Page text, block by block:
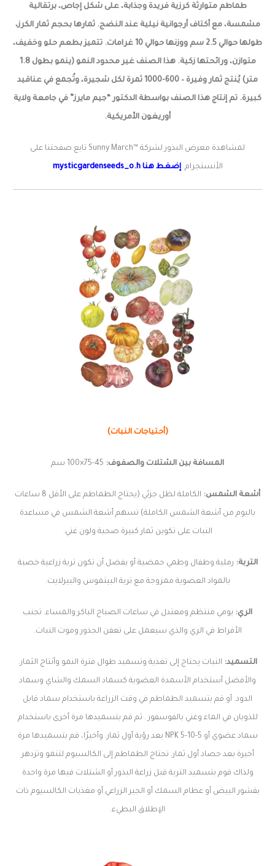
طماطم متوارثة كرزية فريدة وجذابة، على شكل إجاص، برتقالية
مشمسة، مع أكتاف أرجوانية نيلية عند النضج. ثمارها بحجم ثمار الكرز،
طولها حوالي 2.5 سم ووزنها حوالي 10 غرامات. تتميز بطعم حلو وخفيف،
متوازن، ورائحتها زكية. هذا الصنف غير محدود النمو (ينمو بطول 1.8
متر) يُنتج ثمار وفيرة – 600-1000 ثمرة لكل شجيرة، وتُجمع في عناقيد
كبيرة. تم إنتاج هذا الصنف بواسطة الدكتور “جيم مايرز” في جامعة ولاية
أوريغون الأمريكية.
لمشاهدة معرض البذور لشركة ™Sunny March تابع صفحتنا على
الأنستجرام.إضغط هنا mysticgardenseeds_o.h
(أحتياجات النبات)
المسافة بين الشتلات والصفوف:
أشعة الشمس: الكاملة لظل جزئي (يحتاج الطماطم على الأقل 8 ساعات
باليوم من أشعة الشمس الكاملة) تسهم أشعة الشمس في مساعدة
النبات على تكوين ثمار كبيرة صحية ولون غني.
التربة: رملية وطفال وطمي حمضية أو يفضل أن تكون تربة زراعية خصبة
بالمواد العضوية ممزوجة مع تربة البيتموس والبيرلايت.
الري: يومي منتظم ومعتدل في ساعات الصباح الباكر والمساء. تجنب
الأفراط في الري والذي سيعمل على تعفن الجذور وموت النبات.
التسميد: النبات يحتاج إلى تغذية وتسميد طوال فترة النمو وأنتاج الثمار.
والأفضل أستخدام الأسمدة العضوية كسماد السمك والشاي وسماد
الدود. أو قم بتسميد الطماطم في وقت الزراعة باستخدام سماد قابل
للذوبان في الماء وغني بالفوسفور . ثم قم بتسميدها مرة أخرى باستخدام
سماد عضوي أو NPK 5-10-5 بعد رؤية أول ثمار. وأخيرًا، قم بتسميدها مرة
أخيرة بعد حصاد أول ثمار. تحتاج الطماطم إلى الكالسيوم لتنمو وتزدهر
ولذاك قوم بتسميد التربة قبل زراعة البذور أو الشتلات فيها مرة واحدة
بقشور البيض أو عظام السمك أو الجير الزراعي أو مغذيات الكالسيوم ذات
الإطلاق البطيء.